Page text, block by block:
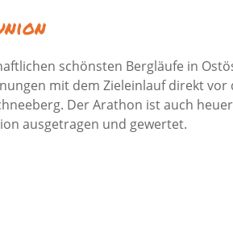
schönsten Bergläufe in
mit dem Zieleinlauf direkt
Der Arathon ist auch
ausgetragen und gewertet.